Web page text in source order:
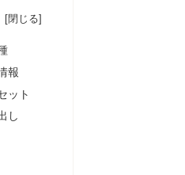
報
ット
し